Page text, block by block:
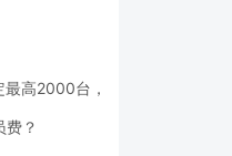
高2000台，锁单率最高达
费？